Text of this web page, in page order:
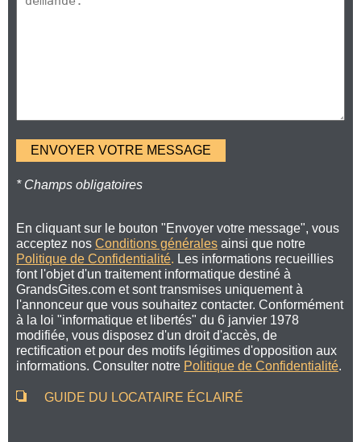
* Champs obligatoires
En cliquant sur le bouton "Envoyer votre message", vous
acceptez nos Conditions générales ainsi que notre
Politique de Confidentialité. Les informations recueillies
font l'objet d'un traitement informatique destiné à
GrandsGites.com et sont transmises uniquement à
l'annonceur que vous souhaitez contacter. Conformément
à la loi "informatique et libertés" du 6 janvier 1978
modifiée, vous disposez d'un droit d'accès, de
rectification et pour des motifs légitimes d'opposition aux
informations. Consulter notre Politique de Confidentialité.
GUIDE DU LOCATAIRE ÉCLAIRÉ